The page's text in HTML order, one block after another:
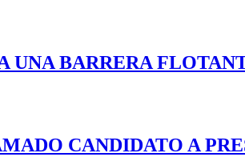
UNA BARRERA
CANDIDATO A